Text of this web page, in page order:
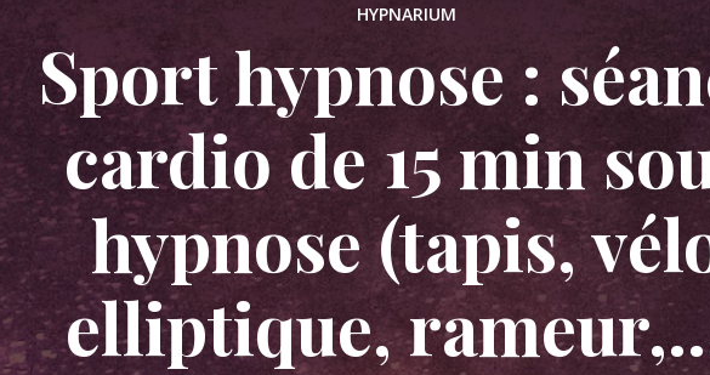
HYPNARIUM
Sport hypnose :
cardio de 15 min
hypnose (tapis,
elliptique,